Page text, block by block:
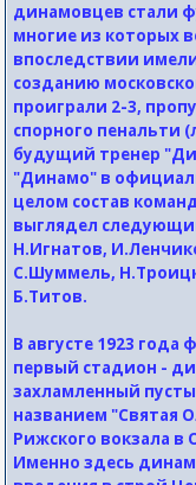
динамовцев стали
многие из которых
впоследствии
созданию
проиграли 2-3,
спорного пенальти
будущий тренер
"Динамо" в
целом состав
выглядел
Н.Игнатов,
С.Шуммель,
Б.Титов.
В августе 1923
первый стадион -
захламленный
названием "Святая
Рижского вокзала
Именно здесь